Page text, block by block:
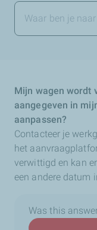
Mijn wagen wordt
aangegeven in
aanpassen?
Contacteer je
het
verwittigd en kan
een andere datum
Was this